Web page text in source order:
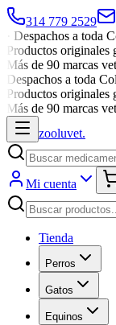
314 779 2529
Despachos a toda
Productos originales
Más de 90 marcas
Despachos a toda
Productos originales
Más de 90 marcas
zooluvet.
Mi cuenta
Tienda
Perros
Gatos
Equinos